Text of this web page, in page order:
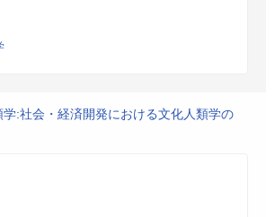
学:社会・経済開発における文化人類学の